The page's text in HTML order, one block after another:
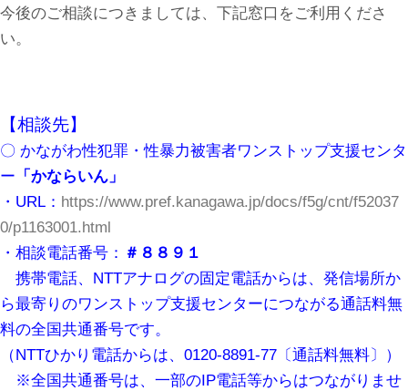
今後のご相談につきましては、下記窓口をご利用くださ
い。
【相談先】
〇 かながわ性犯罪・性暴力被害者ワンストップ支援センタ
ー 「かならいん」
・URL： https://www.pref.kanagawa.jp/docs/f5g/cnt/f52037
0/p1163001.html
・相談電話番号： ＃８８９１
携帯電話、NTTアナログの固定電話からは、発信場所か
ら最寄りのワンストップ支援センターにつながる通話料無
料の全国共通番号です。
（NTTひかり電話からは、0120-8891-77〔通話料無料〕）
※全国共通番号は、一部のIP電話等からはつながりませ